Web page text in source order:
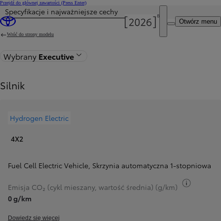
Przejdź do głównej zawartości (Press Enter)
Otwórz menu
Cena została zaktualizowana Cena Twojej konfiguracji została zmieniona na 340 400 zł.
Specyfikacje i najważniejsze cechy
Wróć do strony modelu
Wybrany Executive
Silnik
Hydrogen Electric
4X2
Fuel Cell Electric Vehicle, Skrzynia automatyczna 1-stopniowa
Emisja CO₂ (cykl mieszany, wartość średnia) (g/km)
0 g/km
Dowiedz się więcej